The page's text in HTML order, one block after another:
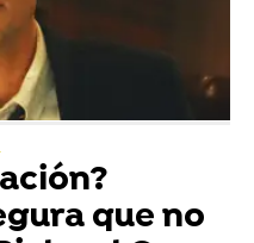
que no